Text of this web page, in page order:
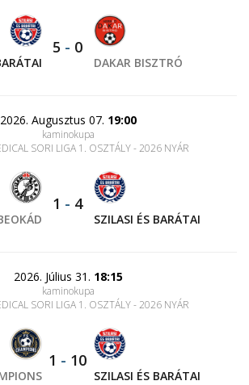
5 - 0
DAKAR BISZTRÓ
2026. Augusztus 07. 19:00
kaminokupa
SORI LIGA 1. OSZTÁLY - 2026 NYÁR
1 - 4
SZILASI ÉS BARÁTAI
2026. Július 31. 18:15
kaminokupa
SORI LIGA 1. OSZTÁLY - 2026 NYÁR
1 - 10
SZILASI ÉS BARÁTAI